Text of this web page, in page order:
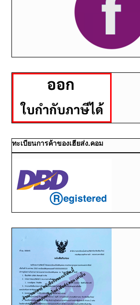
ทะเบียนการค้าของเฮียส่ง.คอม